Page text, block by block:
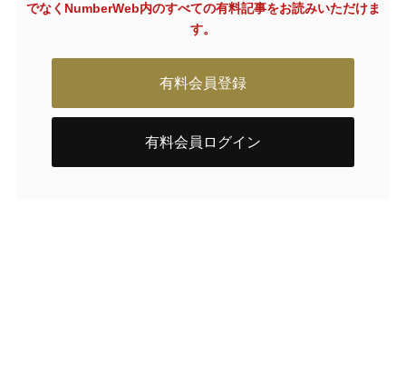
でなく NumberWeb内のすべての有料記事をお読みいただけま
す。
有料会員登録
有料会員ログイン